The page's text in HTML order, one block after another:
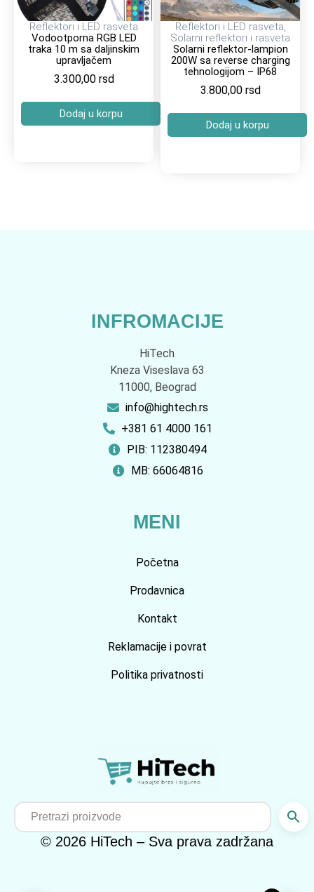
Reflektori i LED rasveta
Vodootporna RGB LED
traka 10 m sa daljinskim
upravljačem
3.300,00 rsd
Dodaj u korpu
Reflektori i LED rasveta,
Solarni reflektori i rasveta
Solarni reflektor-lampion
200W sa reverse charging
tehnologijom – IP68
3.800,00 rsd
Dodaj u korpu
INFROMACIJE
HiTech
Kneza Viseslava 63
11000, Beograd
info@hightech.rs
+381 61 4000 161
PIB: 112380494
MB: 66064816
MENI
Početna
Prodavnica
Kontakt
Reklamacije i povrat
Politika privatnosti
© 2026 HiTech – Sva prava zadržana